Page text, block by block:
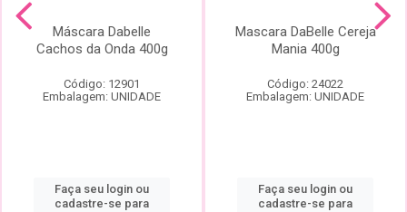
Máscara Dabelle
Cachos da Onda 400g
Código: 12901
Embalagem: UNIDADE
Faça seu login ou
cadastre-se para
Mascara DaBelle Cereja
Mania 400g
Código: 24022
Embalagem: UNIDADE
Faça seu login ou
cadastre-se para